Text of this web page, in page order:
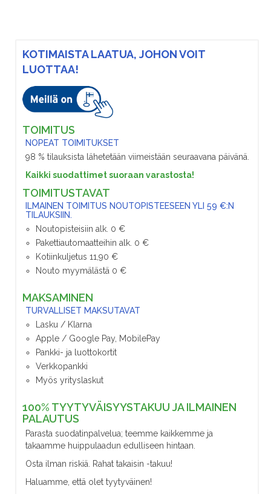
KOTIMAISTA LAATUA, JOHON VOIT
LUOTTAA!
TOIMITUS
NOPEAT TOIMITUKSET
98 % tilauksista lähetetään viimeistään seuraavana päivänä.
Kaikki suodattimet suoraan varastosta!
TOIMITUSTAVAT
ILMAINEN TOIMITUS NOUTOPISTEESEEN YLI 59 €:N
TILAUKSIIN.
Noutopisteisiin alk. 0 €
Pakettiautomaatteihin alk. 0 €
Kotiinkuljetus 11,90 €
Nouto myymälästä 0 €
MAKSAMINEN
TURVALLISET MAKSUTAVAT
Lasku / Klarna
Apple / Google Pay, MobilePay
Pankki- ja luottokortit
Verkkopankki
Myös yrityslaskut
100% TYYTYVÄISYYSTAKUU JA ILMAINEN
PALAUTUS
Parasta suodatinpalvelua; teemme kaikkemme ja
takaamme huippulaadun edulliseen hintaan.
Osta ilman riskiä. Rahat takaisin -takuu!
Haluamme, että olet tyytyväinen!